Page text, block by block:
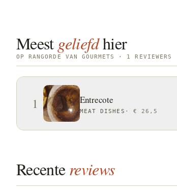
Meest geliefdhier
OP RANGORDE VAN GOURMETS · 1 REVIEWERS
1 Entrecote
MEAT DISHES · € 26,5
Recentereviews